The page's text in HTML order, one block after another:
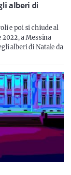
iscriviti alla
alberi di
e poi si chiude al
a Messina
alberi di Natale da